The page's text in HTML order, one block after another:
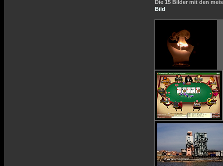
Die 15 Bilder mit den
Bild